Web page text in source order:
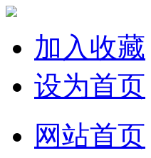
加入收藏
设为首页
网站首页